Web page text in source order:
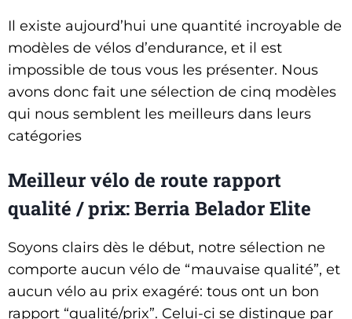
Il existe aujourd’hui une quantité incroyable de
modèles de vélos d’endurance, et il est
impossible de tous vous les présenter. Nous
avons donc fait une sélection de cinq modèles
qui nous semblent les meilleurs dans leurs
catégories
Meilleur vélo de route rapport
qualité / prix:Berria Belador Elite
Soyons clairs dès le début, notre sélection ne
comporte aucun vélo de “mauvaise qualité”, et
aucun vélo au prix exagéré: tous ont un bon
rapport “qualité/prix”. Celui-ci se distingue par